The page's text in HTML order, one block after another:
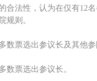
合法性，认为在仅有12
规则。
数票选出参议长及其他参
数票选出参议长。